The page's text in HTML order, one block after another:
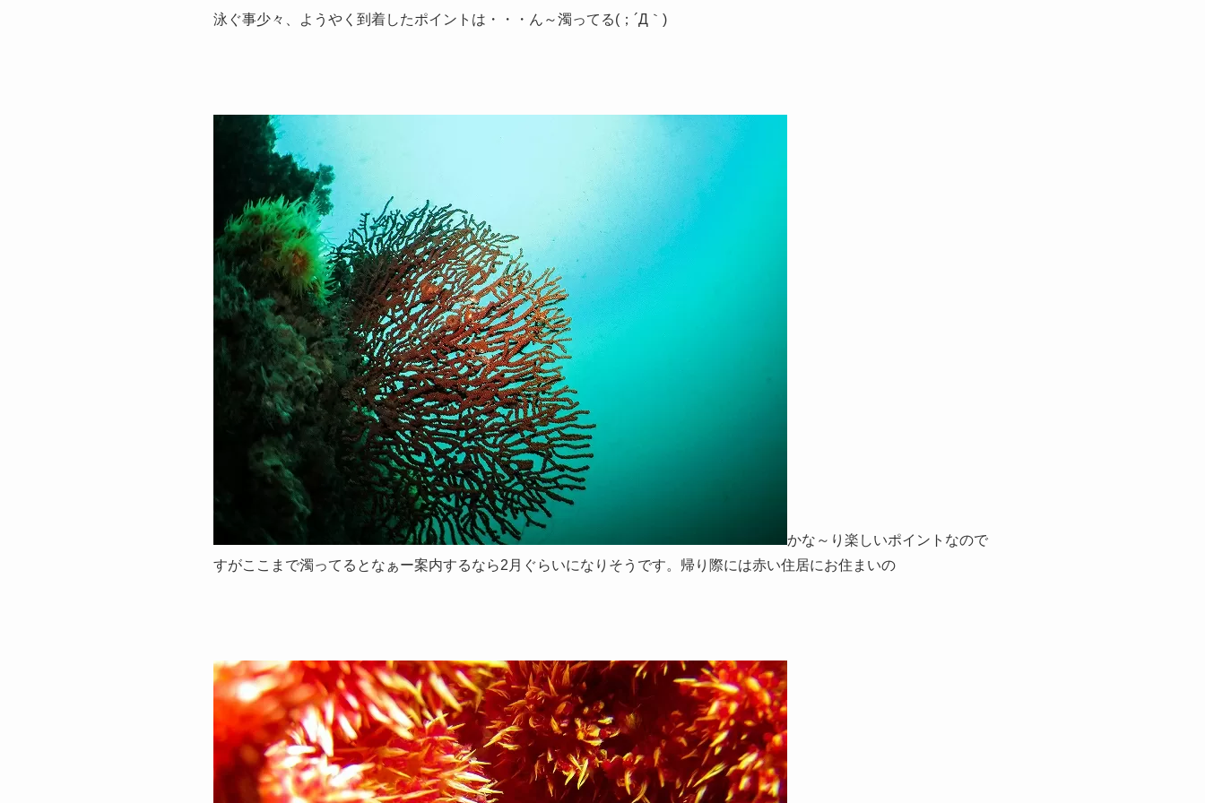
泳ぐ事少々、ようやく到着したポイントは・・・ん～濁ってる(；´Д｀)
かな～り楽しいポイントなので
すがここまで濁ってるとなぁー案内するなら2月ぐらいになりそうです。帰り際には赤い住居にお住まいの